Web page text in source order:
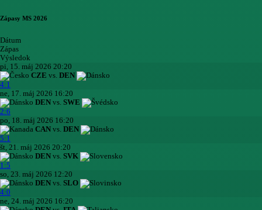
Zápasy MS 2026
Dátum
Zápas
Výsledok
pi, 15. máj 2026 20:20
CZE vs. DEN
4:1
ne, 17. máj 2026 16:20
DEN vs. SWE
2:6
po, 18. máj 2026 16:20
CAN vs. DEN
5:1
št, 21. máj 2026 20:20
DEN vs. SVK
1:5
so, 23. máj 2026 12:20
DEN vs. SLO
4:0
ne, 24. máj 2026 16:20